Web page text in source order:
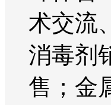
术交流
消毒剂
售；金